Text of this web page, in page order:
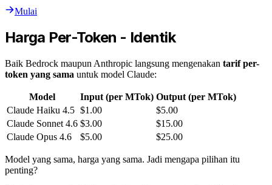
Mulai
Harga Per-Token - Identik
Baik Bedrock maupun Anthropic langsung mengenakan tarif per-
token yang sama untuk model Claude:
Model Input (per MTok) Output (per MTok)
Claude Haiku 4.5 $1.00
$5.00
Claude Sonnet 4.6 $3.00
$15.00
Claude Opus 4.6
$5.00 $25.00
Model yang sama, harga yang sama. Jadi mengapa pilihan itu
penting?